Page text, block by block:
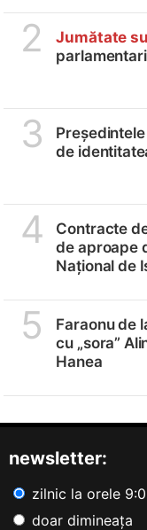
2 Jumătate
3
de
4
Contracte
de aproape
Național de
5
Faraonu de
cu „sora”
Hanea
newsletter:
zilnic la orele
doar dimineața